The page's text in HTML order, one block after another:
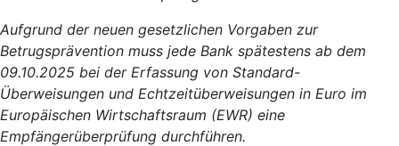
Aufgrund der neuen gesetzlichen Vorgaben zur
Betrugsprävention muss jede Bank spätestens ab dem
09.10.2025 bei der Erfassung von Standard-
Überweisungen und Echtzeitüberweisungen in Euro im
Europäischen Wirtschaftsraum (EWR) eine
Empfängerüberprüfung durchführen.